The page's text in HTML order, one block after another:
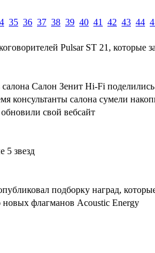
35 36 37 38 39 40 41 42 43 44
Pulsar ST 21, которые
Салон Зенит Hi-Fi
консультанты салона сумели
свой вебсайт
5 звезд
подборку наград,
новых флагманов Acoustic Energy